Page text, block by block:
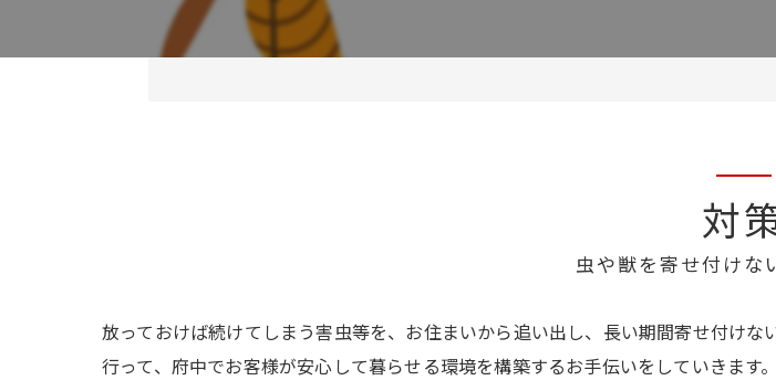
対
虫や獣を寄せ付けな
放っておけば続けてしまう害虫等を、お住まいから追い出し、長い期間寄せ付け
行って、府中でお客様が安心して暮らせる環境を構築するお手伝いをしていきます